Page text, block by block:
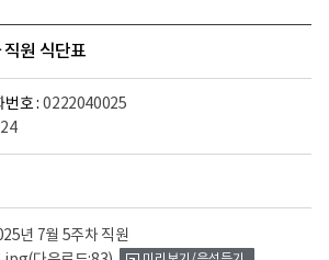
원 식단표
번호 : 0222040025
년 7월 5주차 직원